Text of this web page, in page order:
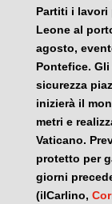
Partiti i lavori
Leone al
agosto,
Pontefice.
sicurezza
inizierà il
metri e
Vaticano.
protetto per
giorni
(ilCarlino,